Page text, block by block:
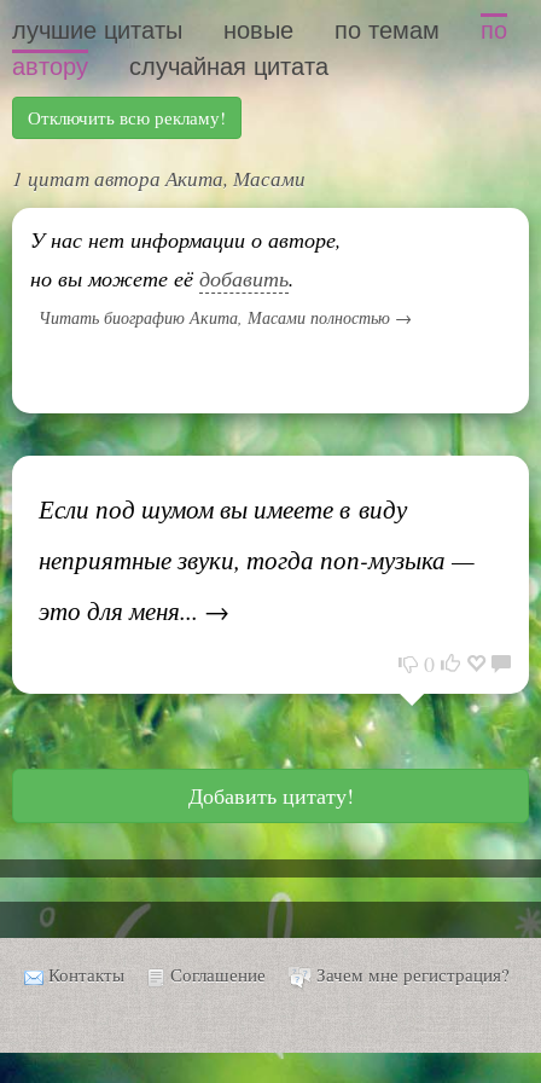
лучшие цитаты новые по темам
по
автору
случайная цитата
Отключить всю рекламу!
1 цитат автора Акита, Масами
У нас нет информации о авторе,
но вы можете её добавить.
Читать биографию Акита, Масами полностью →
Если под шумом вы имеете в виду
неприятные звуки, тогда поп-музыка —
это для меня... →
0
Добавить цитату!
Контакты Соглашение Зачем мне регистрация?